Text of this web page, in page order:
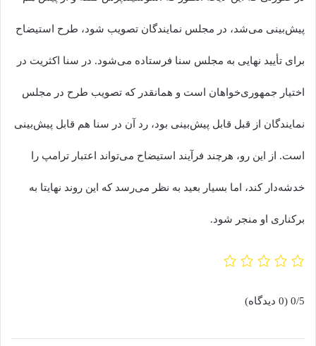
پیش‌بینی می‌شد، در مجلس نمایندگان تصویب شود، طرح استیضاح
برای تأیید نهایی به مجلس سنا فرستاده می‌شود. در سنا اکثریت در
اختیار جمهوری‌خواهان است و همانقدر که تصویب طرح در مجلس
نمایندگان از قبل قابل پیش‌بینی بود، رد آن در سنا هم قابل پیش‌بینی
است. از این رو، هرچند فرآیند استیضاح می‌تواند اعتبار ترامپ را
خدشه‌دار کند، اما بسیار بعید به نظر می‌رسد که این روند نهایتا به
برکناری او منجر شود.
0/5 (0 دیدگاه)